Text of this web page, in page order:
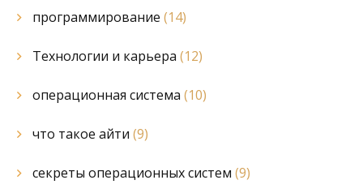
программирование (14)
Технологии и карьера (12)
операционная система (10)
что такое айти (9)
секреты операционных систем (9)